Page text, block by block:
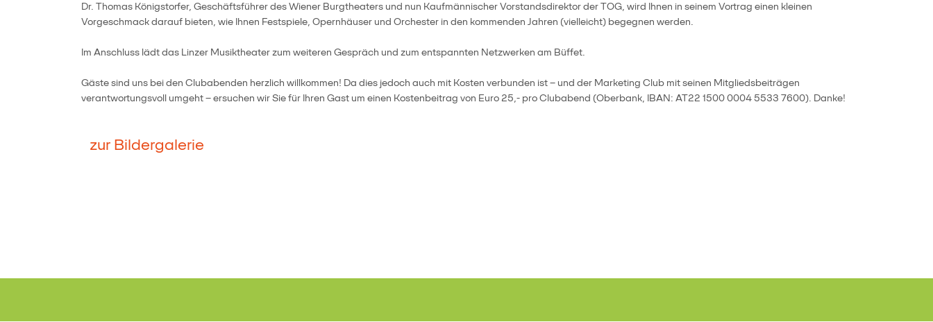
Dr. Thomas Königstorfer, Geschäftsführer des Wiener Burgtheaters und nun Kaufmännischer Vorstandsdirektor der TOG, wird Ihnen in seinem Vortrag einen kleinen
Vorgeschmack darauf bieten, wie Ihnen Festspiele, Opernhäuser und Orchester in den kommenden Jahren (vielleicht) begegnen werden.
Im Anschluss lädt das Linzer Musiktheater zum weiteren Gespräch und zum entspannten Netzwerken am Büffet.
Gäste sind uns bei den Clubabenden herzlich willkommen! Da dies jedoch auch mit Kosten verbunden ist – und der Marketing Club mit seinen Mitgliedsbeiträgen
verantwortungsvoll umgeht – ersuchen wir Sie für Ihren Gast um einen Kostenbeitrag von Euro 25,- pro Clubabend (Oberbank, IBAN: AT22 1500 0004 5533 7600). Danke!
zur Bildergalerie